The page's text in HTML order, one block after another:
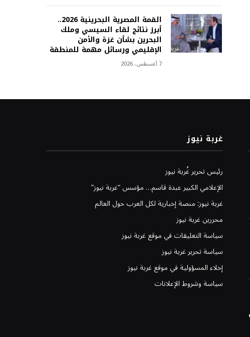
القمة المصرية البحرينية 2026..
أبرز نتائج لقاء السيسي وملك
البحرين بشأن غزة والأمن
الإقليمي ورسائل مهمة للمنطقة
7 أغسطس، 2026
غربة نيوز
رئيس تحرير غُربة نيوز
الإعلامي الكبير عبدة قاسم… مؤسس “غربة نيوز”
غربة نيوز: منصة إخبارية لكل العرب حول العالم
محررين غربة نيوز
سياسة التعليقات في موقع غربة نيوز
سياسة تحرير غربة نيوز
إخلاء المسؤولية في موقع غربة نيوز
سياسة وشروط الإعلانات